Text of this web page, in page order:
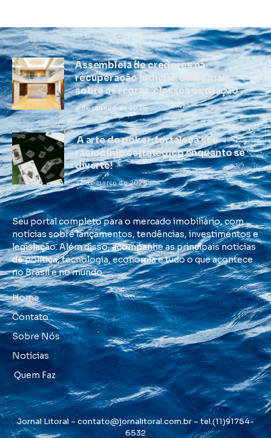
Assembleia de credores na
recuperação judicial: Saiba mais
sobre as regras, classes e votação
6 de janeiro de 2026
A arte do poker: fortaleça seu
raciocínio estratégico enquanto se
diverte!
27 de março de 2025
Seu portal completo para o mercado imobiliário, com
notícias sobre lançamentos, tendências, investimentos e
legislação. Além disso, acompanhe as principais notícias
de política, tecnologia, economia e tudo o que acontece
no Brasil e no mundo.
Home
Contato
Sobre Nós
Notícias
Quem Faz
Jornal Litoral – contato@jornalitoral.com.br – tel.(11)91754-
6532